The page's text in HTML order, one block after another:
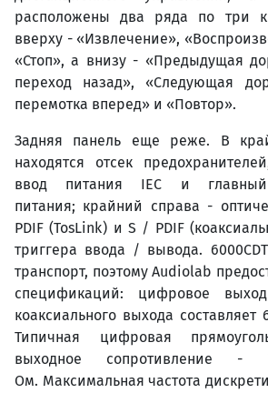
расположены два ряда по три
вверху - «Извлечение»,
«Стоп», а внизу - «Предыдущая
переход назад», «Следующая
перемотка вперед» и «Повтор».
Задняя панель еще реже. В
находятся отсек
ввод питания IEC и главный
питания; крайний справа -
PDIF (TosLink) и S / PDIF
триггера ввода / вывода.
транспорт, поэтому Audiolab
спецификаций: цифровое
коаксиального выхода
Типичная цифровая
выходное
Ом. Максимальная частота